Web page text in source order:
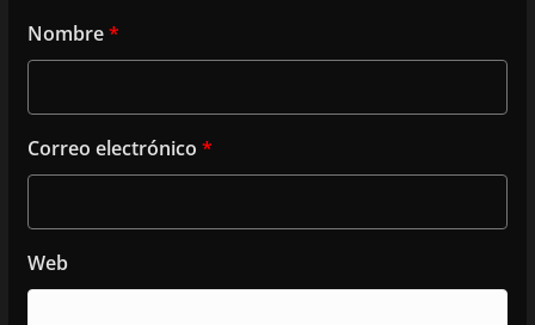
Nombre*
Correo electrónico *
Web